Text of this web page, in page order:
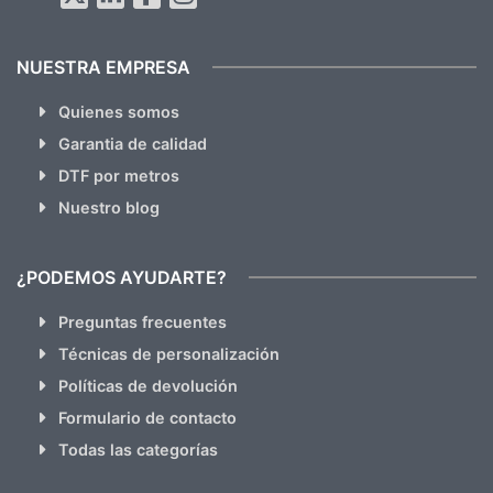
NUESTRA EMPRESA
Quienes somos
Garantia de calidad
DTF por metros
Nuestro blog
¿PODEMOS AYUDARTE?
Preguntas frecuentes
Técnicas de personalización
Políticas de devolución
Formulario de contacto
Todas las categorías